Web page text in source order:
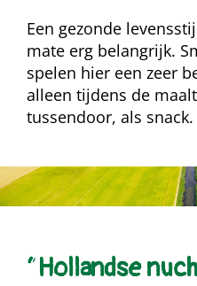
Een gezonde
mate erg belangrijk.
spelen hier een zeer
alleen tijdens de
tussendoor, als snack.
“Hollandse